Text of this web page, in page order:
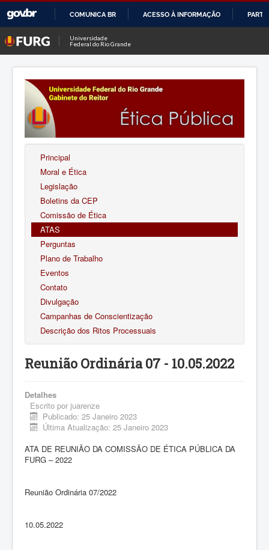
O
CONTEÚDO
COMUNICA BR ACESSO À INFORMAÇÃO
Universidade
Federal do Rio Grande
Principal
Moral e Ética
Legislação
Boletins da CEP
Comissão de Ética
ATAS
Perguntas
Plano de Trabalho
Eventos
Contato
Divulgação
Campanhas de Conscientização
Descrição dos Ritos Processuais
Reunião Ordinária 07 - 10.05.2022
Detalhes
Escrito por juarenze
Publicado: 25 Janeiro 2023
Última Atualização: 25 Janeiro 2023
ATA DE REUNIÃO DA COMISSÃO DE ÉTICA PÚBLICA DA
FURG – 2022
Reunião Ordinária 07/2022
10.05.2022